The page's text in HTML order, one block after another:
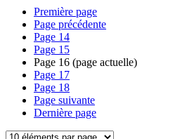
Première page
Page précédente
Page 14
Page 15
Page 16 (page actuelle)
Page 17
Page 18
Page suivante
Dernière page